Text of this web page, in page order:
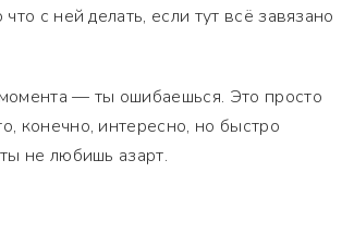
с ней делать, если тут всё завязано
— ты ошибаешься. Это просто
конечно, интересно, но быстро
не любишь азарт.